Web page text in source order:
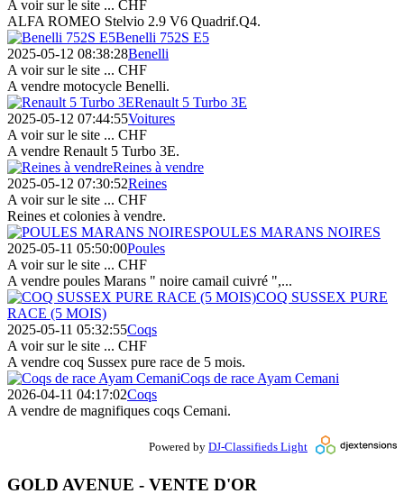
A voir sur le site ... CHF
ALFA ROMEO Stelvio 2.9 V6 Quadrif.Q4.
Benelli 752S E5
2025-05-12 08:38:28Benelli
A voir sur le site ... CHF
A vendre motocycle Benelli.
Renault 5 Turbo 3E
2025-05-12 07:44:55Voitures
A voir sur le site ... CHF
A vendre Renault 5 Turbo 3E.
Reines à vendre
2025-05-12 07:30:52Reines
A voir sur le site ... CHF
Reines et colonies à vendre.
POULES MARANS NOIRES
2025-05-11 05:50:00Poules
A voir sur le site ... CHF
A vendre poules Marans " noire camail cuivré ",...
COQ SUSSEX PURE
RACE (5 MOIS)
2025-05-11 05:32:55Coqs
A voir sur le site ... CHF
A vendre coq Sussex pure race de 5 mois.
Coqs de race Ayam Cemani
2026-04-11 04:17:02Coqs
A vendre de magnifiques coqs Cemani.
Powered by DJ-Classifieds Light
GOLD AVENUE - VENTE D'OR